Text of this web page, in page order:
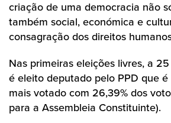
criação de uma democracia não
também social, económica e
consagração dos direitos
Nas primeiras eleições livres, a
é eleito deputado pelo PPD que
mais votado com 26,39% dos
para a Assembleia Constituinte).